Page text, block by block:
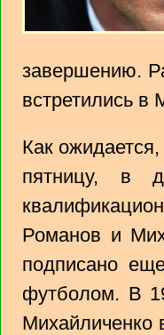
завершению.
встретились в
Как
пятницу, в
Романов и
подписано
футболом. В
Михайличенко